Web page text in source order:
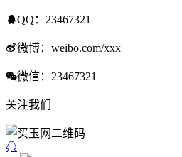
QQ：23467321
微博：weibo.com/xxx
微信：23467321
关注我们